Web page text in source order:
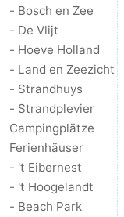
- Bosch en Zee
- De Vlijt
- Hoeve Holland
- Land en Zeezicht
- Strandhuys
- Strandplevier
Campingplätze
Ferienhäuser
- 't Eibernest
- 't Hoogelandt
- Beach Park